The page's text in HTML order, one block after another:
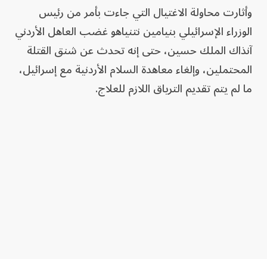
وأثارت محاولة الاغتيال التي جاءت بأمر من رئيس
الوزراء الإسرائيلي بنيامين نتنياهو غضب العاهل الأردني
آنذاك الملك حسين، حتى إنه تحدث عن شنق القتلة
المحتملين، وإلغاء معاهدة السلام الأردنية مع إسرائيل،
ما لم يتم تقديم الترياق اللازم للعلاج.